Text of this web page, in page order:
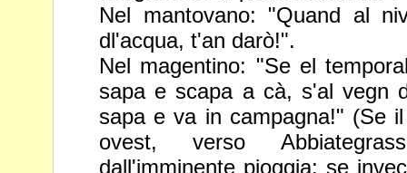
Nel mantovano: "Quand al
dl'acqua, t'an darò!".
Nel magentino: "Se el
sapa e scapa a cà, s'al vegn
sapa e va in campagna!" (Se
ovest, verso
dall'imminente pioggia; se